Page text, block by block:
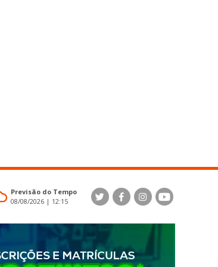
Previsão do Tempo
08/08/2026 | 12:15